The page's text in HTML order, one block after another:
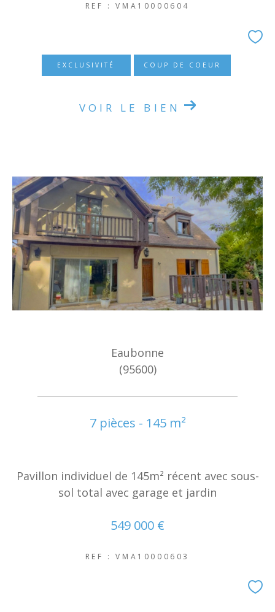
REF : VMA10000604
EXCLUSIVITÉ COUP DE COEUR
VOIR LE BIEN
Eaubonne
(95600)
7 pièces - 145 m²
Pavillon individuel de 145m² récent avec sous-
sol total avec garage et jardin
549 000 €
REF : VMA10000603